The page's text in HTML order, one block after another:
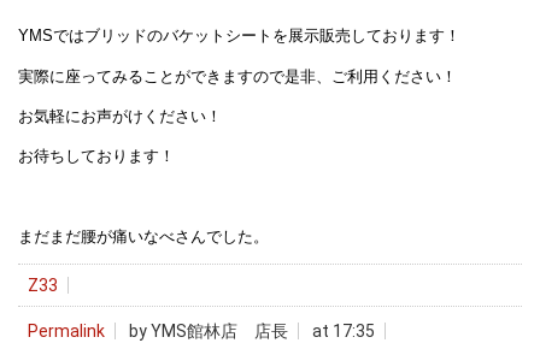
YMSではブリッドのバケットシートを展示販売しております！
実際に座ってみることができますので是非、ご利用ください！
お気軽にお声がけください！
お待ちしております！
まだまだ腰が痛いなべさんでした。
Z33
Permalink by YMS館林店 店長 at 17:35